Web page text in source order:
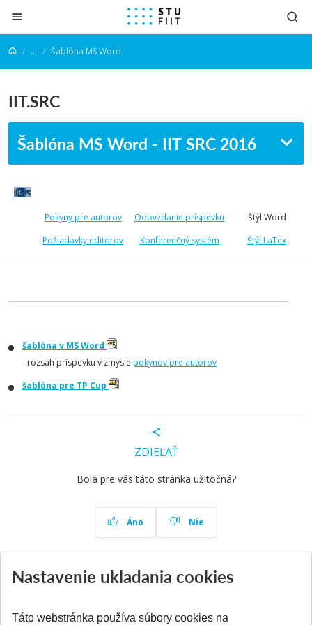
Prejsť na obsah
... Šablóna MS Word
IIT.SRC
Šablóna MS Word - IIT SRC 2016
Pokyny pre autorov
Požiadavky editorov
Odovzdanie príspevku
Konferenčný systém
Štýl Word
Štýl LaTex
šablóna v MS Word
- rozsah príspevku v zmysle pokynov pre autorov
šablóna pre TP Cup
ZDIEĽAŤ
Bola pre vás táto stránka užitočná?
Áno Nie
Nastavenie ukladania cookies
Táto webstránka používa súbory cookies na